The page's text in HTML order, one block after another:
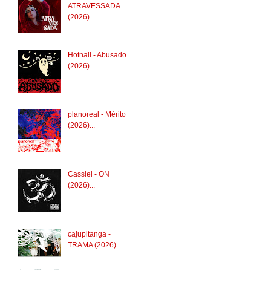
ATRAVESSADA
(2026)...
Hotnail - Abusado
(2026)...
planoreal - Mérito
(2026)...
Cassiel - ON
(2026)...
cajupitanga -
TRAMA (2026)...